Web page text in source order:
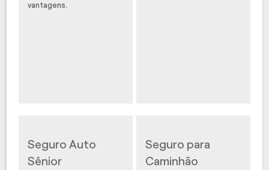
vantagens.
Seguro Auto
Sênior
Seguro para
Caminhão